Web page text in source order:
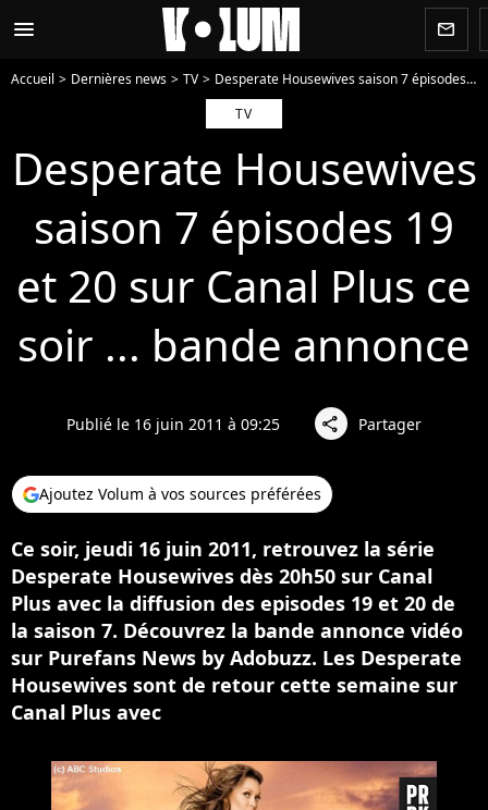
menu newsletter
Accueil Dernières news TV
Desperate Housewives saison 7 épisodes 19 et 20 sur Canal Plus ce soir ... bande annonce
TV
Desperate Housewives
saison 7 épisodes 19
et 20 sur Canal Plus ce
soir ... bande annonce
Publié le 16 juin 2011 à 09:25 share Partager
Ajoutez Volum à vos sources préférées
Ce soir, jeudi 16 juin 2011, retrouvez la série
Desperate Housewives dès 20h50 sur Canal
Plus avec la diffusion des episodes 19 et 20 de
la saison 7. Découvrez la bande annonce vidéo
sur Purefans News by Adobuzz. Les Desperate
Housewives sont de retour cette semaine sur
Canal Plus avec